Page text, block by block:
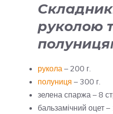
руколою
рукола – 200 г.
полуниця – 300 г.
зелена спаржа – 8
бальзамічний оцет –